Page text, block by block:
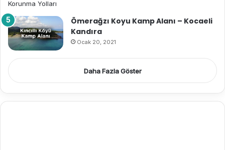
Ömerağzı Koyu Kamp Alanı – Kocaeli
Kandıra
Ocak 20, 2021
Daha Fazla Göster